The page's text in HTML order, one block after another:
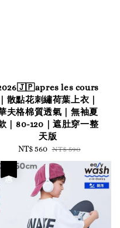
les cours
｜散點花刺繡荷葉上衣｜
夫格棉質透氣｜無袖夏
｜80-120｜遮肚穿一整
天版
Sale
price
NT$ 560 Regular
price
NT$ 590